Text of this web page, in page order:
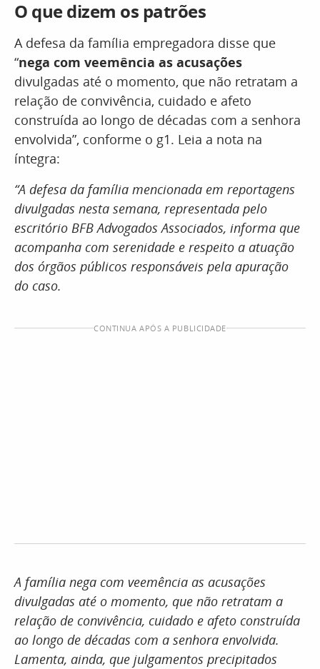
O que dizem os patrões
A defesa da família empregadora disse que
“nega com veemência as acusações
divulgadas até o momento, que não retratam a
relação de convivência, cuidado e afeto
construída ao longo de décadas com a senhora
envolvida”, conforme o g1. Leia a nota na
íntegra:
“A defesa da família mencionada em reportagens
divulgadas nesta semana, representada pelo
escritório BFB Advogados Associados, informa que
acompanha com serenidade e respeito a atuação
dos órgãos públicos responsáveis pela apuração
do caso.
CONTINUA APÓS A PUBLICIDADE
A família nega com veemência as acusações
divulgadas até o momento, que não retratam a
relação de convivência, cuidado e afeto construída
ao longo de décadas com a senhora envolvida.
Lamenta, ainda, que julgamentos precipitados